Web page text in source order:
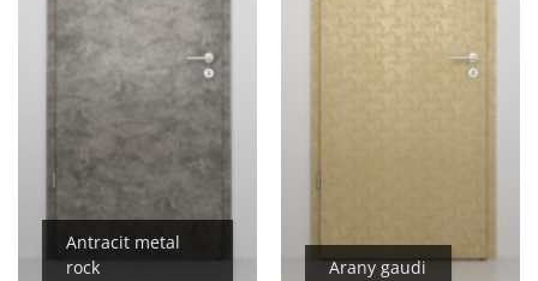
Antracit metal
rock
Arany gaudi